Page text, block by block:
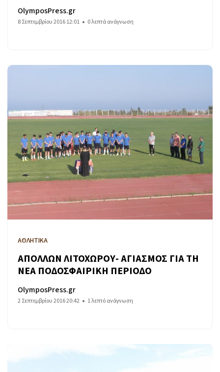
OlymposPress.gr
8 Σεπτεμβρίου 2016 12:01 0 λεπτά ανάγνωση
ΑΘΛΗΤΙΚΑ
ΑΠΟΛΛΩΝ ΛΙΤΟΧΩΡΟΥ- ΑΓΙΑΣΜΟΣ ΓΙΑ ΤΗ
ΝΕΑ ΠΟΔΟΣΦΑΙΡΙΚΗ ΠΕΡΙΟΔΟ
OlymposPress.gr
2 Σεπτεμβρίου 2016 20:42 1 λεπτό ανάγνωση